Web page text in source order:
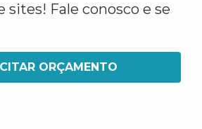
sites! Fale conosco e se
ORÇAMENTO